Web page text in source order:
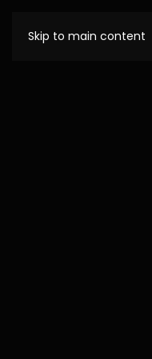
Skip to main content